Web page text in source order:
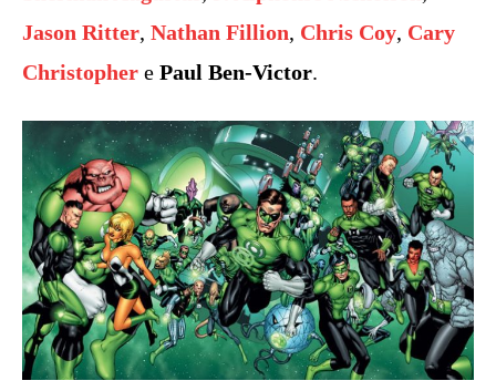
Jason Ritter, Nathan Fillion, Chris Coy, Cary
Christopher e Paul Ben-Victor.